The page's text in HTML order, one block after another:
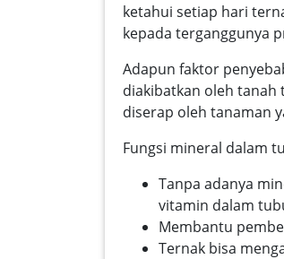
ketahui setiap hari
kepada terganggunya
Adapun faktor
diakibatkan oleh
diserap oleh tanaman
Fungsi mineral dalam
Tanpa adanya
vitamin dalam
Membantu
Ternak bisa